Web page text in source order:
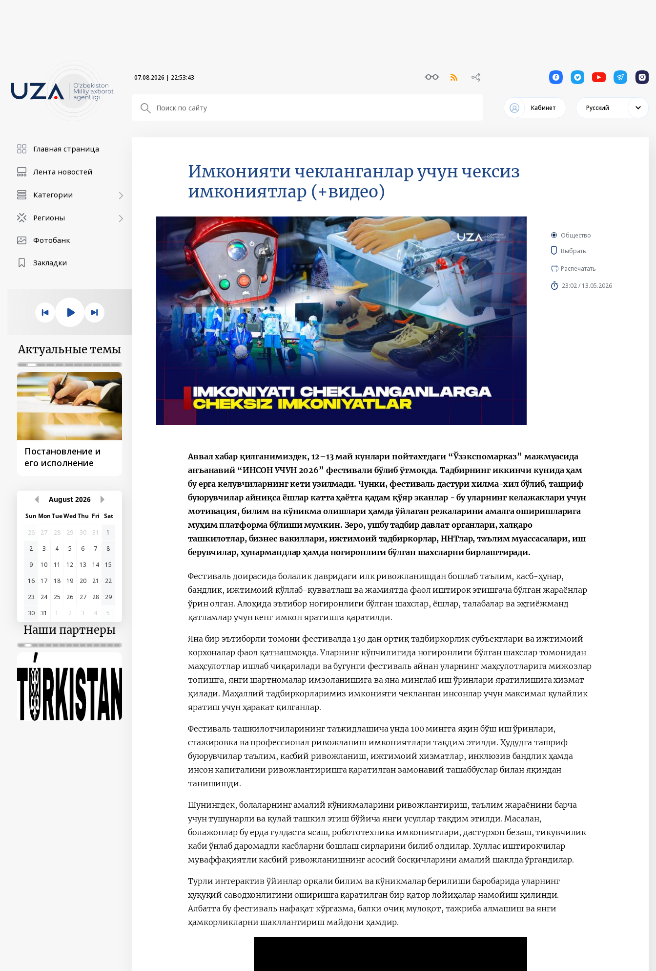
07.08.2026 | 22:53:44 1 1 1 1 1
Кабинет Русский
Главная страница
Лента новостей
Категории
Регионы
Фотобанк
Закладки
Актуальные темы
Постановление и
его исполнение
Президента
Президента – в
действии
Видеоселекторные
совещания под
председательством
Президента
Шавката
Мирзиёева
После визита
Президента…
August 2026
Sun MonTueWedThu Fri Sat
26
27 28 29 30 31
1
2
3 4 5 6 7
8
9
10 11 12 13 14
15
16
17 18 19 20 21
22
23
24 25 26 27 28
29
30
31 1 2 3 4 5
Наши партнеры
Имконияти чекланганлар учун чексиз
имкониятлар (+видео)
Общество
Выбрать
Распечатать
23:02 / 13.05.2026
Аввал хабар қилганимиздек, 12–13 май кунлари пойтахтдаги “Ўзэкспомарказ” мажмуасида
анъанавий “ИНСОН УЧУН 2026” фестивали бўлиб ўтмоқда. Тадбирнинг иккинчи кунида ҳам
бу ерга келувчиларнинг кети узилмади. Чунки, фестиваль дастури хилма-хил бўлиб, ташриф
буюрувчилар айниқса ёшлар катта ҳаётга қадам қўяр эканлар - бу уларнинг келажаклари учун
мотивация, билим ва кўникма олишлари ҳамда ўйлаган режаларини амалга оширишларига
муҳим платформа бўлиши мумкин. Зеро, ушбу тадбир давлат органлари, халқаро
ташкилотлар, бизнес вакиллари, ижтимоий тадбиркорлар, ННТлар, таълим муассасалари, иш
берувчилар, ҳунармандлар ҳамда ногиронлиги бўлган шахсларни бирлаштиради.
Фестиваль доирасида болалик давридаги илк ривожланишдан бошлаб таълим, касб-ҳунар,
бандлик, ижтимоий қўллаб-қувватлаш ва жамиятда фаол иштирок этишгача бўлган жараёнлар
ўрин олган. Алоҳида эътибор ногиронлиги бўлган шахслар, ёшлар, талабалар ва эҳтиёжманд
қатламлар учун кенг имкон яратишга қаратилди.
Яна бир эътиборли томони фестивалда 130 дан ортиқ тадбиркорлик субъектлари ва ижтимоий
корхоналар фаол қатнашмоқда. Уларнинг кўпчилигида ногиронлиги бўлган шахслар томонидан
маҳсулотлар ишлаб чиқарилади ва бугунги фестиваль айнан уларнинг маҳсулотларига мижозлар
топишга, янги шартномалар имзоланишига ва яна минглаб иш ўринлари яратилишига хизмат
қилади. Маҳаллий тадбиркорларимиз имконияти чекланган инсонлар учун максимал қулайлик
яратиш учун ҳаракат қилганлар.
Фестиваль ташкилотчиларининг таъкидлашича унда 100 мингга яқин бўш иш ўринлари,
стажировка ва профессионал ривожланиш имкониятлари тақдим этилди. Ҳудудга ташриф
буюрувчилар таълим, касбий ривожланиш, ижтимоий хизматлар, инклюзив бандлик ҳамда
инсон капиталини ривожлантиришга қаратилган замонавий ташаббуслар билан яқиндан
танишишди.
Шунингдек, болаларнинг амалий кўникмаларини ривожлантириш, таълим жараёнини барча
учун тушунарли ва қулай ташкил этиш бўйича янги усуллар тақдим этилди. Масалан,
болажонлар бу ерда гулдаста ясаш, робототехника имкониятлари, дастурхон безаш, тикувчилик
каби ўнлаб даромадли касбларни бошлаш сирларини билиб олдилар. Хуллас иштирокчилар
муваффақиятли касбий ривожланишнинг асосий босқичларини амалий шаклда ўргандилар.
Турли интерактив ўйинлар орқали билим ва кўникмалар берилиши баробарида уларнинг
ҳуқуқий саводхонлигини оширишга қаратилган бир қатор лойиҳалар намойиш қилинди.
Албатта бу фестиваль нафақат кўргазма, балки очиқ мулоқот, тажриба алмашиш ва янги
ҳамкорликларни шакллантириш майдони ҳамдир.